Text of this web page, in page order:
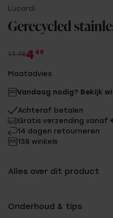
Lucardi
Gerecycled
14.984 49
Maatadvies
Vandaag nodig? Bekijk
Achteraf betalen
Gratis verzending vanaf
14 dagen retourneren
138 winkels
Alles over dit product
Onderhoud & tips